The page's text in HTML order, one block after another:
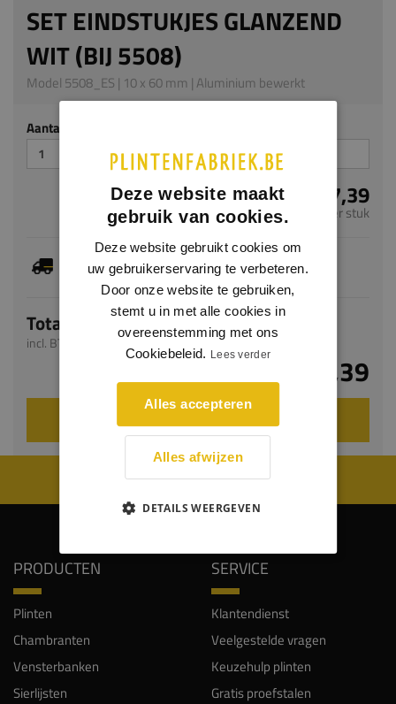
SET EINDSTUKJES GLANZEND
WIT (BIJ 5508)
Model 5508_ES | 10 x 60 mm | Aluminium bewerkt
Aantal stuks
€ 7,39
per stuk
Dit artikel is voorradig, de verwachte levertijd
bedraagt 1-3 werkdagen
Totaal
incl. BTW
€ 7,39
VOEG TOE AAN WINKELWAGEN
WIJ WORDEN BEOORDEELD MET EEN 8.8
PRODUCTEN
Plinten
Chambranten
Vensterbanken
Sierlijsten
SERVICE
Klantendienst
Veelgestelde vragen
Keuzehulp plinten
Gratis proefstalen
Deze website maakt
gebruik van cookies.
Deze website gebruikt cookies om
uw gebruikerservaring te verbeteren.
Door onze website te gebruiken,
stemt u in met alle cookies in
overeenstemming met ons
Cookiebeleid. Lees verder
Alles accepteren
Alles afwijzen
DETAILS WEERGEVEN